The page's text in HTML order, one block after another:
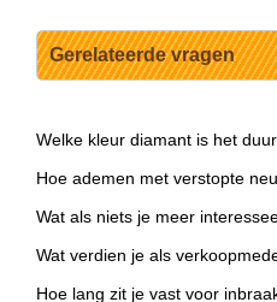
Gerelateerde vragen
Welke kleur diamant is het
Hoe ademen met verstopte
Wat als niets je meer
Wat verdien je als
Hoe lang zit je vast voor